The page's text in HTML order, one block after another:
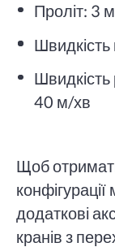
Проліт: 3
40 м/хв
Щоб
додаткові
кранів з